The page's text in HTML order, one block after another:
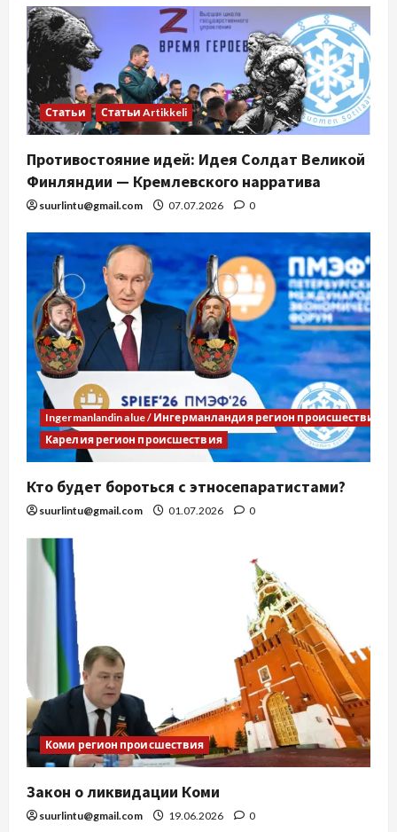
Статьи Статьи Artikkeli
Противостояние идей: Идея Солдат Великой
Финляндии — Кремлевского нарратива
suurlintu@gmail.com 07.07.2026 0
Ingermanlandin alue / Ингерманландия регион происшествия
Карелия регион происшествия
Кто будет бороться с этносепаратистами?
suurlintu@gmail.com 01.07.2026 0
Коми регион происшествия
Закон о ликвидации Коми
suurlintu@gmail.com 19.06.2026 0